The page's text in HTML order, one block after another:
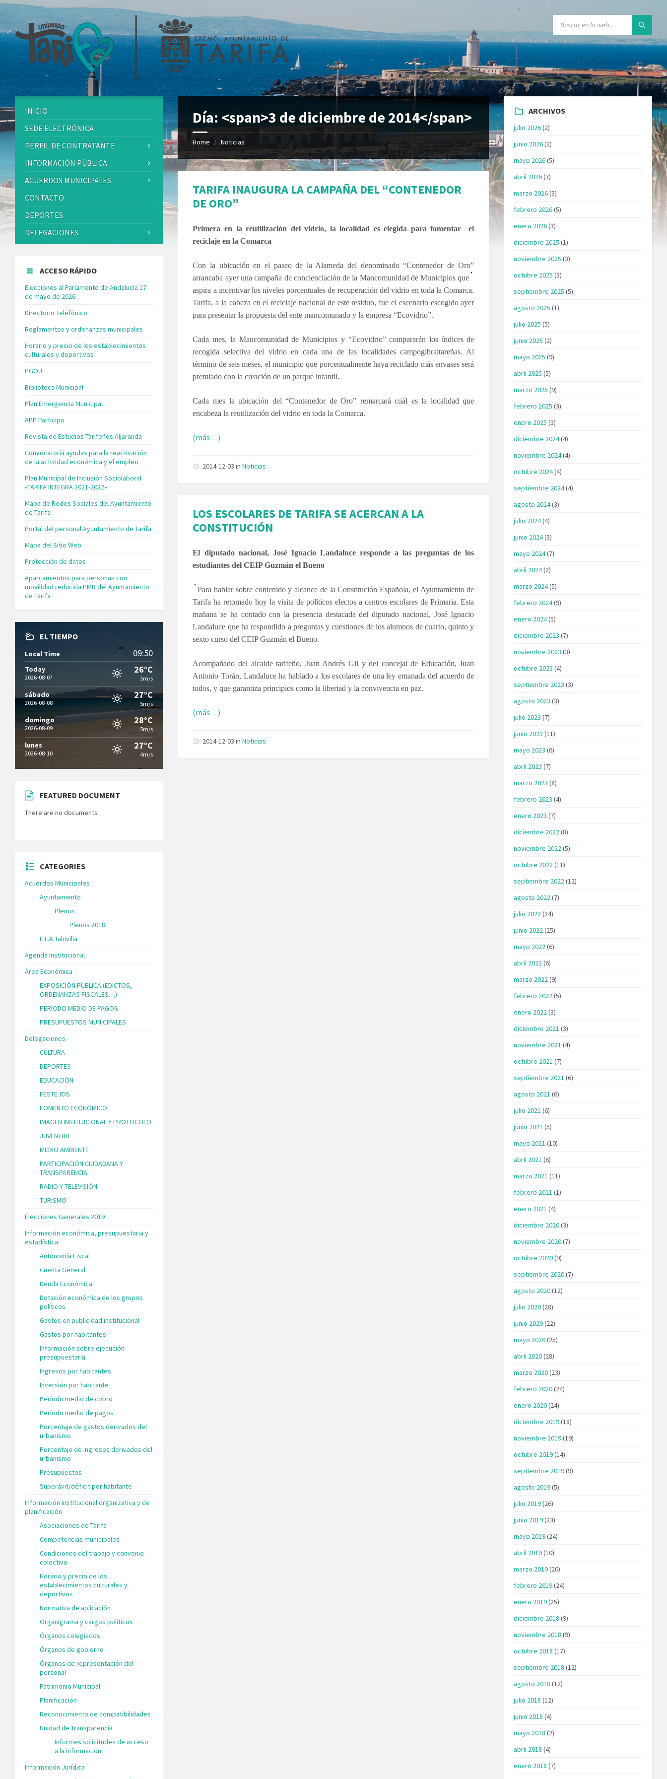
Día: <span>3 de diciembre de 2014</span>
Home Noticias
TARIFA INAUGURA LA CAMPAÑA DEL “CONTENEDOR
DE ORO”
Primera en la reutilización del vidrio, la localidad es elegida para fomentar el
reciclaje en la Comarca
Con la ubicación en el paseo de la Alameda del denominado “Contenedor de Oro”
arrancaba ayer una campaña de concienciaciónde la Mancomunidad de Municipios que
aspira a incentivar los niveles porcentuales de recuperación del vidrio en toda la Comarca.
Tarifa, a la cabeza en el reciclaje nacional de este residuo, fue el escenario escogido ayer
para presentar la propuesta del ente mancomunado y la empresa “Ecovidrio”.
Cada mes, la Mancomunidad de Municipios y “Ecovidrio” compararán los índices de
recogida selectiva del vidrio en cada una de las localidades campogibraltareñas. Al
término de seis meses, el municipio que porcentualmente haya reciclado más envases será
premiado con la creación de un parque infantil.
Cada mes la ubicación del “Contenedor de Oro” remarcará cuál es la localidad que
encabeza la reutilización del vidrio en toda la Comarca.
(más…)
2014-12-03inNoticias
LOS ESCOLARES DE TARIFA SE ACERCAN A LA
CONSTITUCIÓN
El diputado nacional, José Ignacio Landaluce responde a las preguntas de los
estudiantes del CEIP Guzmán el Bueno
Para hablar sobre contenido y alcance de la Constitución Española, el Ayuntamiento de
Tarifa ha retomado hoy la visita de políticos electos a centros escolares de Primaria. Esta
mañana se ha contado con la presencia destacada del diputado nacional, José Ignacio
Landaluce que ha respondido a preguntas y cuestiones de los alumnos de cuarto, quinto y
sexto curso del CEIP Guzmán el Bueno.
Acompañado del alcalde tarifeño, Juan Andrés Gil y del concejal de Educación, Juan
Antonio Torán, Landaluce ha hablado a los escolares de una ley emanada del acuerdo de
todos, y que garantiza principios como la libertad y la convivencia en paz.
(más…)
2014-12-03inNoticias
INICIO
SEDE ELECTRÓNICA
PERFIL DE CONTRATANTE
INFORMACIÓN PÚBLICA
ACUERDOS MUNICIPALES
CONTACTO
DEPORTES
DELEGACIONES
ACCESO RÁPIDO
Elecciones al Parlamento de Andalucía 17
de mayo de 2026
Directorio Telefónico
Reglamentos y ordenanzas municipales
Horario y precio de los establecimientos
culturales y deportivos
PGOU
Biblioteca Municipal
Plan Emergencia Municipal
APP Participa
Revista de Estudios Tarifeños Aljaranda
Convocatoria ayudas para la reactivación
de la actividad económica y el empleo
Plan Municipal de Inclusión Sociolaboral
«TARIFA INTEGRA 2021-2022»
Mapa de Redes Sociales del Ayuntamiento
de Tarifa
Portal del personal Ayuntamiento de Tarifa
Mapa del Sitio Web
Protección de datos
Aparcamientos para personas con
movilidad reducida PMR del Ayuntamiento
de Tarifa
EL TIEMPO
Local Time 09:50
Today
2026-08-07
26°C
3m/s
sábado
2026-08-08
27°C
5m/s
domingo
2026-08-09
28°C
5m/s
lunes
2026-08-10
27°C
4m/s
FEATURED DOCUMENT
There are no documents
CATEGORIES
Acuerdos Municipales
Ayuntamiento
Plenos
Plenos 2018
E.L.A Tahivilla
Agenda Institucional
Área Económica
EXPOSICIÓN PÚBLICA (EDICTOS,
ORDENANZAS FISCALES…)
PERÍODO MEDIO DE PAGOS
PRESUPUESTOS MUNICIPALES
Delegaciones
CULTURA
DEPORTES
EDUCACIÓN
FESTEJOS
FOMENTO ECONÓMICO
IMAGEN INSTITUCIONAL Y PROTOCOLO
JUVENTUD
MEDIO AMBIENTE
PARTICIPACIÓN CIUDADANA Y
TRANSPARENCIA
RADIO Y TELEVISIÓN
TURISMO
Elecciones Generales 2019
Información económica, presupuestaria y
estadística.
Autonomía Fiscal
Cuenta General
Deuda Económica
Dotación económica de los grupos
políticos
Gastos en publicidad institucional
Gastos por habitantes
Información sobre ejecución
presupuestaria
Ingresos por habitantes
Inversión por habitante
Período medio de cobro
Período medio de pagos
Porcentaje de gastos derivados del
urbanismo
Porcentaje de ingresos derivados del
urbanismo
Presupuestos
Superávit/déficit por habitante
Información institucional organizativa y de
planificación
Asociaciones de Tarifa
Competencias municipales
Condiciones del trabajo y convenio
colectivo
Horario y precio de los
establecimientos culturales y
deportivos
Normativa de aplicación
Organigrama y cargos políticos
Órganos colegiados
Órganos de gobierno
Órganos de representación del
personal
Patrimonio Municipal
Planificación
Reconocimiento de compatibilidades
Unidad de Transparencia
Informes solicitudes de acceso
a la información
Información Jurídica
ARCHIVOS
julio 2026(2)
junio 2026(2)
mayo 2026(5)
abril 2026(3)
marzo 2026(3)
febrero 2026(5)
enero 2026(3)
diciembre 2025 (1)
noviembre 2025 (3)
octubre 2025 (3)
septiembre 2025 (5)
agosto 2025 (1)
julio 2025 (5)
junio 2025 (2)
mayo 2025 (9)
abril 2025 (5)
marzo 2025 (9)
febrero 2025 (3)
enero 2025 (3)
diciembre 2024(4)
noviembre 2024(4)
octubre 2024(4)
septiembre 2024(4)
agosto 2024(3)
julio 2024(4)
junio 2024(3)
mayo 2024(7)
abril 2024(2)
marzo 2024(5)
febrero 2024(9)
enero 2024(5)
diciembre 2023 (7)
noviembre 2023 (3)
octubre 2023 (4)
septiembre 2023 (3)
agosto 2023 (3)
julio 2023 (7)
junio 2023 (11)
mayo 2023 (6)
abril 2023 (7)
marzo 2023 (8)
febrero 2023 (4)
enero 2023 (7)
diciembre 2022 (8)
noviembre 2022 (5)
octubre 2022 (11)
septiembre 2022 (12)
agosto 2022 (7)
julio 2022 (24)
junio 2022 (25)
mayo 2022 (6)
abril 2022 (6)
marzo 2022 (9)
febrero 2022 (5)
enero 2022 (3)
diciembre 2021 (3)
noviembre 2021 (4)
octubre 2021 (7)
septiembre 2021 (6)
agosto 2021 (6)
julio 2021 (6)
junio 2021 (5)
mayo 2021 (10)
abril 2021 (6)
marzo 2021 (11)
febrero 2021 (1)
enero 2021 (4)
diciembre 2020(3)
noviembre 2020(7)
octubre 2020(9)
septiembre 2020(7)
agosto 2020(12)
julio 2020(28)
junio 2020(22)
mayo 2020(25)
abril 2020(28)
marzo 2020(23)
febrero 2020(24)
enero 2020(24)
diciembre 2019(18)
noviembre 2019(19)
octubre 2019(14)
septiembre 2019(9)
agosto 2019(5)
julio 2019(26)
junio 2019(23)
mayo 2019(24)
abril 2019(10)
marzo 2019(20)
febrero 2019(24)
enero 2019(25)
diciembre 2018 (9)
noviembre 2018 (9)
octubre 2018 (17)
septiembre 2018 (12)
agosto 2018 (12)
julio 2018 (12)
junio 2018 (4)
mayo 2018 (2)
abril 2018 (4)
enero 2018 (7)